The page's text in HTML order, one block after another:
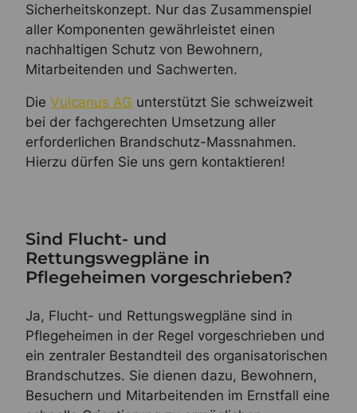
Sicherheitskonzept. Nur das Zusammenspiel
aller Komponenten gewährleistet einen
nachhaltigen Schutz von Bewohnern,
Mitarbeitenden und Sachwerten.
DieVulcanus AG unterstützt Sie schweizweit
bei der fachgerechten Umsetzung aller
erforderlichen Brandschutz-Massnahmen.
Hierzu dürfen Sie uns gern kontaktieren!
Sind Flucht- und
Rettungswegpläne in
Pflegeheimen vorgeschrieben?
Ja, Flucht- und Rettungswegpläne sind in
Pflegeheimen in der Regel vorgeschrieben und
ein zentraler Bestandteil des organisatorischen
Brandschutzes. Sie dienen dazu, Bewohnern,
Besuchern und Mitarbeitenden im Ernstfall eine